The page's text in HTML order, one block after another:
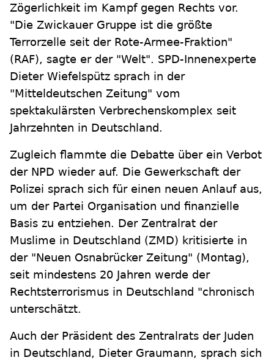
Zögerlichkeit im Kampf gegen Rechts vor.
"Die Zwickauer Gruppe ist die größte
Terrorzelle seit der Rote-Armee-Fraktion"
(RAF), sagte er der "Welt". SPD-Innenexperte
Dieter Wiefelspütz sprach in der
"Mitteldeutschen Zeitung" vom
spektakulärsten Verbrechenskomplex seit
Jahrzehnten in Deutschland.
Zugleich flammte die Debatte über ein Verbot
der NPD wieder auf. Die Gewerkschaft der
Polizei sprach sich für einen neuen Anlauf aus,
um der Partei Organisation und finanzielle
Basis zu entziehen. Der Zentralrat der
Muslime in Deutschland (ZMD) kritisierte in
der "Neuen Osnabrücker Zeitung" (Montag),
seit mindestens 20 Jahren werde der
Rechtsterrorismus in Deutschland "chronisch
unterschätzt.
Auch der Präsident des Zentralrats der Juden
in Deutschland, Dieter Graumann, sprach sich